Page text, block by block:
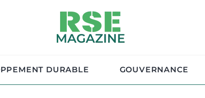
DURABLE GOUVERNANCE